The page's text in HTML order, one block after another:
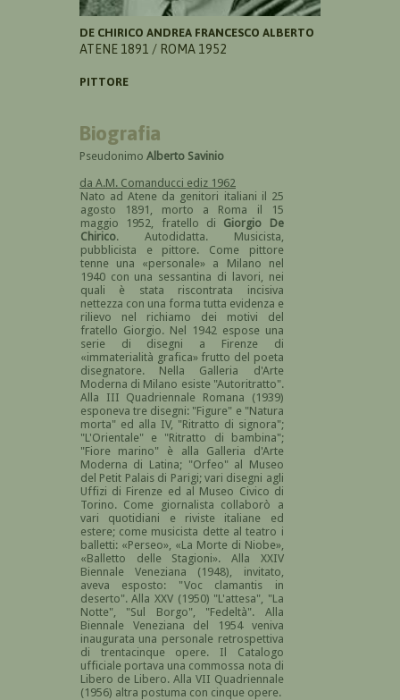
DE CHIRICO ANDREA FRANCESCO ALBERTO
ATENE 1891 / ROMA 1952
PITTORE
Biografia
Pseudonimo Alberto Savinio
da A.M. Comanducci ediz 1962
Nato ad Atene da genitori italiani il 25
agosto 1891, morto a Roma il 15
maggio 1952, fratello di Giorgio De
Chirico. Autodidatta. Musicista,
pubblicista e pittore. Come pittore
tenne una «personale» a Milano nel
1940 con una sessantina di lavori, nei
quali è stata riscontrata incisiva
nettezza con una forma tutta evidenza e
rilievo nel richiamo dei motivi del
fratello Giorgio. Nel 1942 espose una
serie di disegni a Firenze di
«immaterialità grafica» frutto del poeta
disegnatore. Nella Galleria d'Arte
Moderna di Milano esiste "Autoritratto".
Alla III Quadriennale Romana (1939)
esponeva tre disegni: "Figure" e "Natura
morta" ed alla IV, "Ritratto di signora";
"L'Orientale" e "Ritratto di bambina";
"Fiore marino" è alla Galleria d'Arte
Moderna di Latina; "Orfeo" al Museo
del Petit Palais di Parigi; vari disegni agli
Uffizi di Firenze ed al Museo Civico di
Torino. Come giornalista collaborò a
vari quotidiani e riviste italiane ed
estere; come musicista dette al teatro i
balletti: «Perseo», «La Morte di Niobe»,
«Balletto delle Stagioni». Alla XXIV
Biennale Veneziana (1948), invitato,
aveva esposto: "Voc clamantis in
deserto". Alla XXV (1950) "L'attesa", "La
Notte", "Sul Borgo", "Fedeltà". Alla
Biennale Veneziana del 1954 veniva
inaugurata una personale retrospettiva
di trentacinque opere. Il Catalogo
ufficiale portava una commossa nota di
Libero de Libero. Alla VII Quadriennale
(1956) altra postuma con cinque opere.